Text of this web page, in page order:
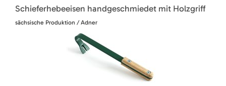
Schieferhebeeisen handgeschmiedet mit Holzgriff
sächsische Produktion / Adner